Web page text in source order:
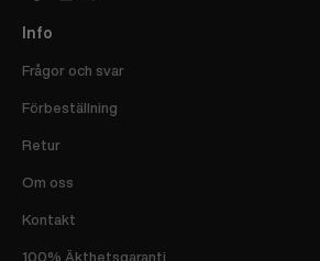
Info
Frågor och svar
Förbeställning
Retur
Om oss
Kontakt
100% Äkthetsgaranti